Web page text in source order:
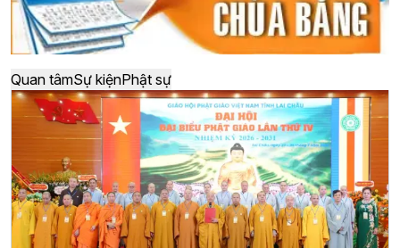
Quan tâmSự kiệnPhật sự